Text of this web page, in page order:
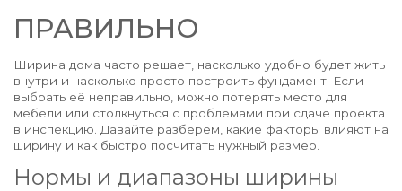
ПРАВИЛЬНО
Ширина дома часто решает, насколько удобно будет жить
внутри и насколько просто построить фундамент. Если
выбрать её неправильно, можно потерять место для
мебели или столкнуться с проблемами при сдаче проекта
в инспекцию. Давайте разберём, какие факторы влияют на
ширину и как быстро посчитать нужный размер.
Нормы и диапазоны ширины